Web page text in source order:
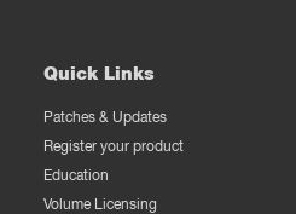
Quick Links
Patches & Updates
Register your product
Education
Volume Licensing